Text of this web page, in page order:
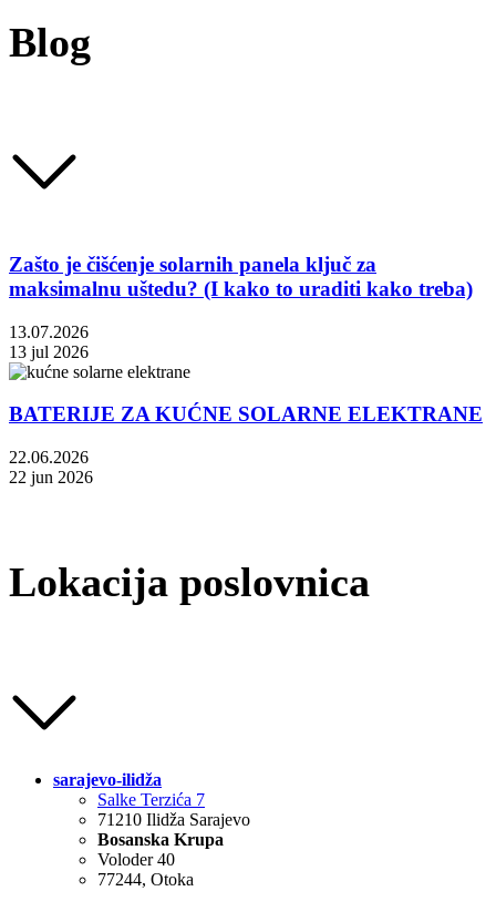
Blog
Zašto je čišćenje solarnih panela ključ za
maksimalnu uštedu? (I kako to uraditi kako treba)
13.07.2026
13 jul 2026
BATERIJE ZA KUĆNE SOLARNE ELEKTRANE
22.06.2026
22 jun 2026
Lokacija poslovnica
sarajevo-ilidža
Salke Terzića 7
71210 Ilidža Sarajevo
Bosanska Krupa
Voloder 40
77244, Otoka